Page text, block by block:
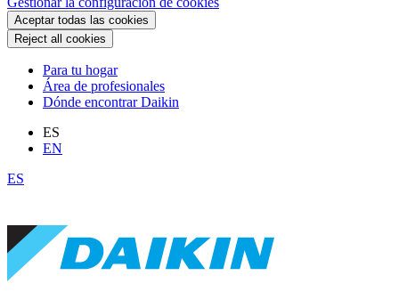
Aceptar todas las cookies
Reject all cookies
Para tu hogar
Área de profesionales
Dónde encontrar Daikin
ES
EN
ES